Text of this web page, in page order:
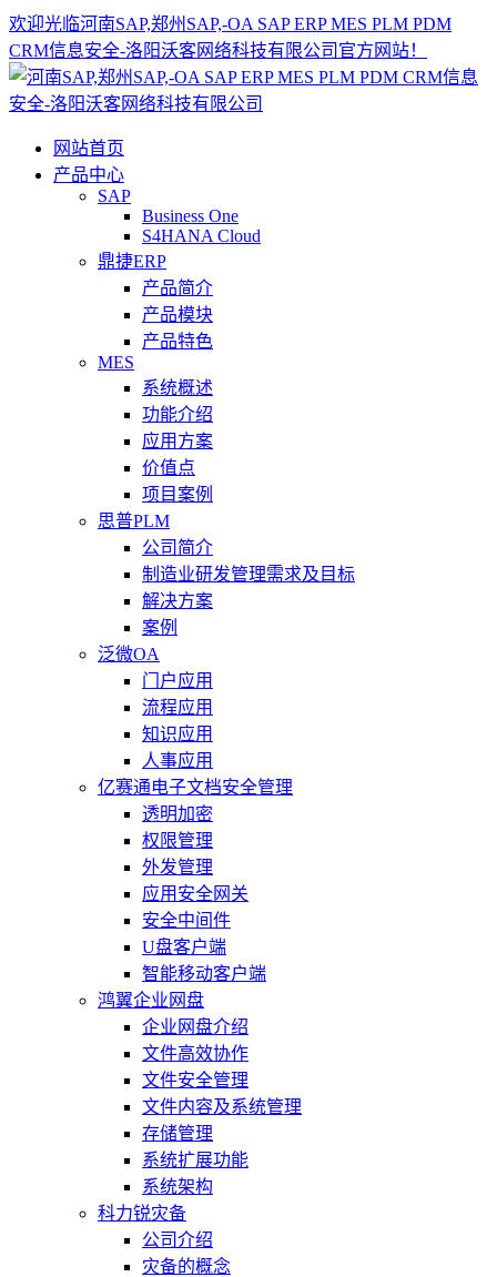
欢迎光临河南SAP,郑州SAP,-OA SAP ERP MES PLM PDM
CRM信息安全-洛阳沃客网络科技有限公司官方网站！
网站首页
产品中心
SAP
Business One
S4HANA Cloud
鼎捷ERP
产品简介
产品模块
产品特色
MES
系统概述
功能介绍
应用方案
价值点
项目案例
思普PLM
公司简介
制造业研发管理需求及目标
解决方案
案例
泛微OA
门户应用
流程应用
知识应用
人事应用
亿赛通电子文档安全管理
透明加密
权限管理
外发管理
应用安全网关
安全中间件
U盘客户端
智能移动客户端
鸿翼企业网盘
企业网盘介绍
文件高效协作
文件安全管理
文件内容及系统管理
存储管理
系统扩展功能
系统架构
科力锐灾备
公司介绍
灾备的概念